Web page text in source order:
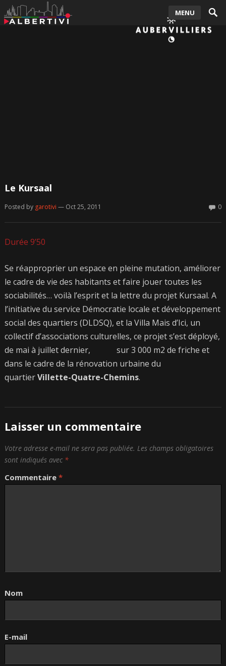
MENU
Le Kursaal
Posted by garotivi — Oct 25, 2011 0
Durée 9’50
Se réapproprier un espace en pleine mutation, améliorer
le cadre de vie des habitants et faire jouer toutes les
sociabilités… voilà l’esprit et la lettre du projet Kursaal. A
l’initiative du service Démocratie locale et développement
social des quartiers (DLDSQ), et la Villa Mais d’Ici, un
collectif d’associations culturelles, ce projet s’est déployé,
de mai à juillet dernier, sur 3 000 m2 de friche et
dans le cadre de la rénovation urbaine du
quartierVillette-Quatre-Chemins.
Laisser un commentaire
Votre adresse e-mail ne sera pas publiée. Les champs obligatoires
sont indiqués avec *
Commentaire *
Nom
E-mail